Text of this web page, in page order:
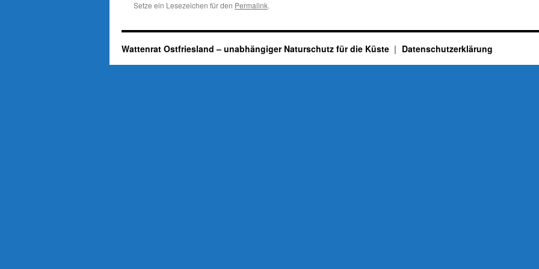
Setze ein Lesezeichen für den Permalink.
Wattenrat Ostfriesland – unabhängiger Naturschutz für die Küste Datenschutzerklärung